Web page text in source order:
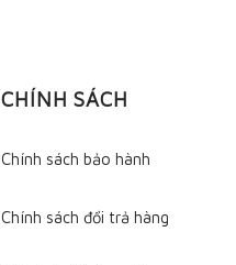
CHÍNH SÁCH
Chính sách bảo hành
Chính sách đổi trả hàng